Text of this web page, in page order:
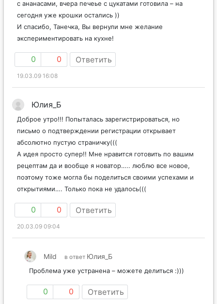
с ананасами, вчера печеье с цукатами готовила – на
сегодня уже крошки остались ))
И спасибо, Танечка, Вы вернули мне желание
экспериментировать на кухне!
0 0 Ответить
19.03.09 16:08
Юлия_Б
Доброе утро!!! Попыталась зарегистрироваться, но
письмо о подтверждении регистрации открывает
абсолютно пустую страничку(((
А идея просто супер!! Мне нравится готовить по вашим
рецептам да и вообще я новатор….. люблю все новое,
поэтому тоже могла бы поделиться своими успехами и
открытиями…. Только пока не удалось(((
0 0 Ответить
20.03.09 09:04
Mild в ответ Юлия_Б
Проблема уже устранена – можете делиться :)))
0 0 Ответить